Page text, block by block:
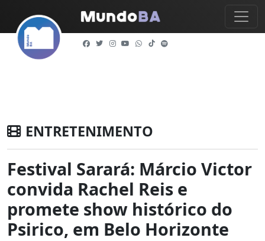
ENTRETENIMENTO
Festival Sarará: Márcio Victor
convida Rachel Reis e
promete show histórico do
Psirico, em Belo Horizonte